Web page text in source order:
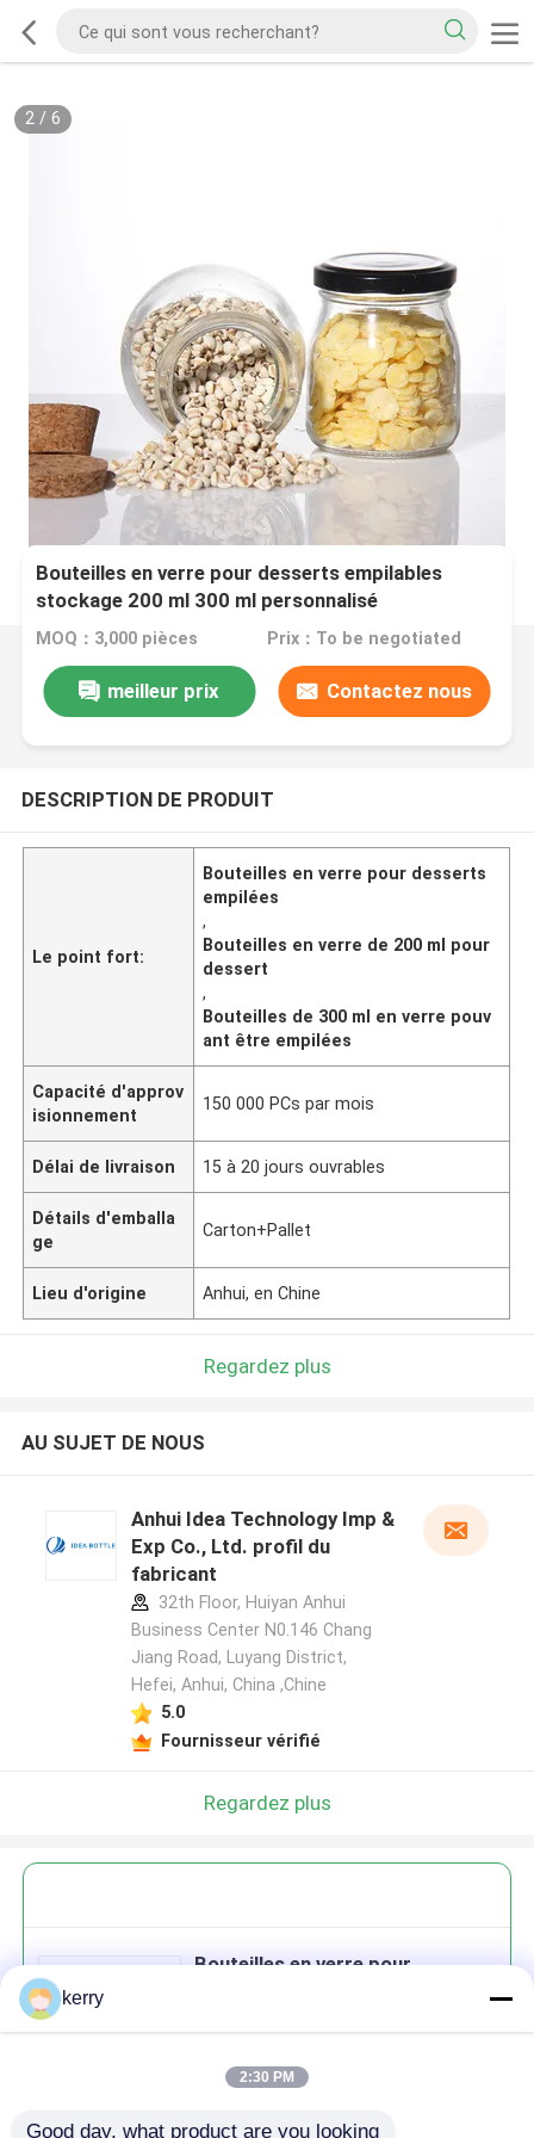
2/ 6
Bouteilles en verre pour desserts empilables
stockage 200 ml 300 ml personnalisé
MOQ：3,000 pièces Prix：To be negotiated
meilleur prix Contactez nous
DESCRIPTION DE PRODUIT
Le point fort:
Bouteilles en verre pour desserts
empilées
,
Bouteilles en verre de 200 ml pour
dessert
,
Bouteilles de 300 ml en verre pouv
ant être empilées
Capacité d'approv
isionnement
150 000 PCs par mois
Délai de livraison 15 à 20 jours ouvrables
Détails d'emballa
ge
Carton+Pallet
Lieu d'origine Anhui, en Chine
Regardez plus
AU SUJET DE NOUS
Anhui Idea Technology Imp &
Exp Co., Ltd. profil du
fabricant
32th Floor, Huiyan Anhui
Business Center N0.146 Chang
Jiang Road, Luyang District,
Hefei, Anhui, China ,Chine
5.0
Fournisseur vérifié
Regardez plus
Bouteilles en verre pour
kerry
2:30 PM
Good day, what product are you looking